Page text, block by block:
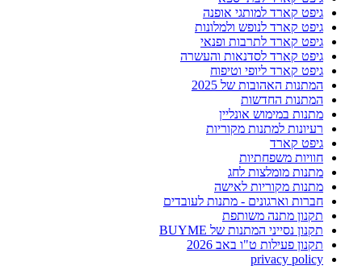
גיפט קארד למותגי אופנה
גיפט קארד לנופש ולמלונות
גיפט קארד לתרבות ופנאי
גיפט קארד לסדנאות והעשרה
גיפט קארד ליופי וטיפוח
המתנות האהובות של 2025
המתנות החדשות
מתנות במימוש אונליין
רעיונות למתנות מקוריות
גיפט קארד
חוויות משפחתיות
מתנות מומלצות לחג
מתנות מקוריות לאישה
חברות וארגונים - מתנות לעובדים
תקנון מתנה משותפת
תקנון נסייני המתנות של BUYME
תקנון פעילות ט"ו באב 2026
privacy policy